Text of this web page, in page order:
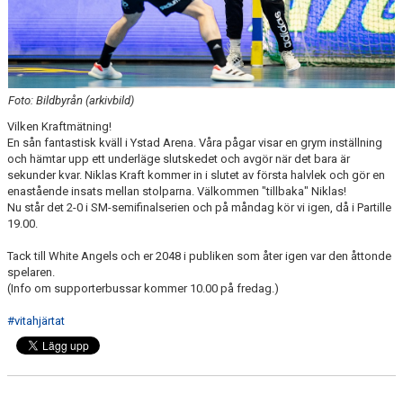
Foto: Bildbyrån (arkivbild)
Vilken Kraftmätning!
En sån fantastisk kväll i Ystad Arena. Våra pågar visar en grym inställning
och hämtar upp ett underläge slutskedet och avgör när det bara är
sekunder kvar. Niklas Kraft kommer in i slutet av första halvlek och gör en
enastående insats mellan stolparna. Välkommen "tillbaka" Niklas!
Nu står det 2-0 i SM-semifinalserien och på måndag kör vi igen, då i Partille
19.00.
Tack till White Angels och er 2048 i publiken som åter igen var den åttonde
spelaren.
(Info om supporterbussar kommer 10.00 på fredag.)
#vitahjärtat